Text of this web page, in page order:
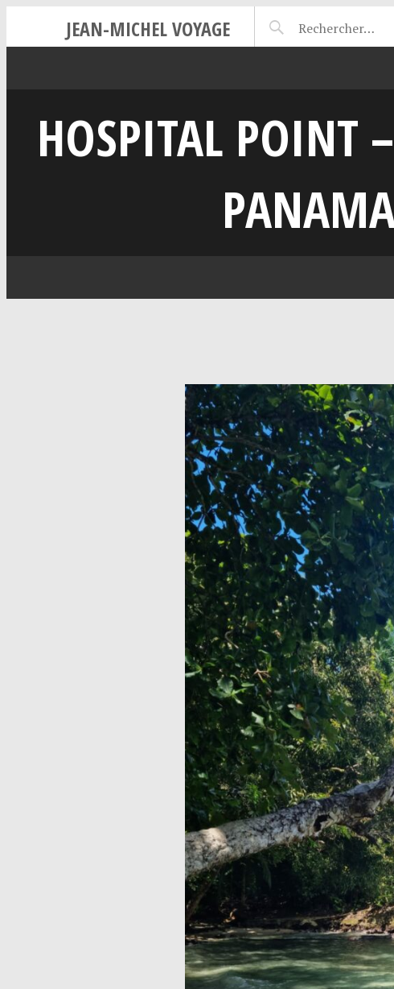
JEAN-MICHEL VOYAGE
HOSPITAL POINT